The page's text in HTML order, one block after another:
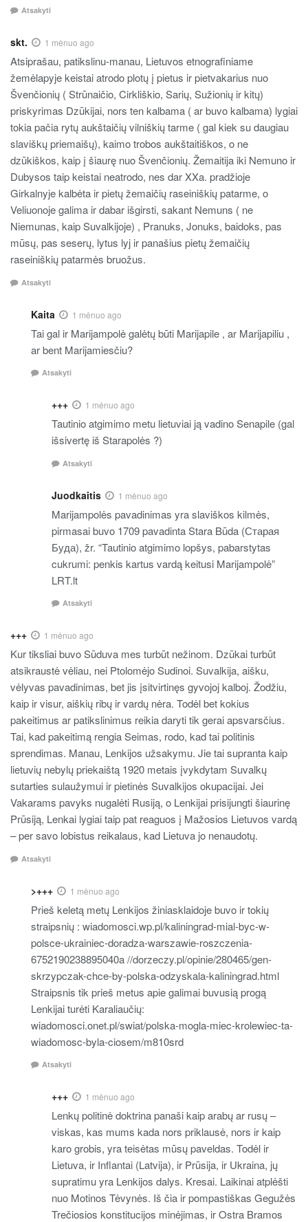
Atsakyti
skt. 1 mėnuo ago
Atsiprašau, patikslinu-manau, Lietuvos etnografiniame
žemėlapyje keistai atrodo plotų į pietus ir pietvakarius nuo
Švenčionių ( Strūnaičio, Cirkliškio, Sarių, Sužionių ir kitų)
priskyrimas Dzūkijai, nors ten kalbama ( ar buvo kalbama) lygiai
tokia pačia rytų aukštaičių vilniškių tarme ( gal kiek su daugiau
slaviškų priemaišų), kaimo trobos aukštaitiškos, o ne
dzūkiškos, kaip į šiaurę nuo Švenčionių. Žemaitija iki Nemuno ir
Dubysos taip keistai neatrodo, nes dar XXa. pradžioje
Girkalnyje kalbėta ir pietų žemaičių raseiniškių patarme, o
Veliuonoje galima ir dabar išgirsti, sakant Nemuns ( ne
Niemunas, kaip Suvalkijoje) , Pranuks, Jonuks, baidoks, pas
mūsų, pas seserų, lytus lyj ir panašius pietų žemaičių
raseiniškių patarmės bruožus.
Atsakyti
Kaita 1 mėnuo ago
Tai gal ir Marijampolė galėtų būti Marijapile , ar Marijapiliu ,
ar bent Marijamiesčiu?
Atsakyti
+++ 1 mėnuo ago
Tautinio atgimimo metu lietuviai ją vadino Senapile (gal
išsivertę iš Starapolės ?)
Atsakyti
Juodkaitis 1 mėnuo ago
Marijampolės pavadinimas yra slaviškos kilmės,
pirmasai buvo 1709 pavadinta Stara Būda (Старая
Буда), žr. “Tautinio atgimimo lopšys, pabarstytas
cukrumi: penkis kartus vardą keitusi Marijampolė”
LRT.lt
Atsakyti
+++ 1 mėnuo ago
Kur tiksliai buvo Sūduva mes turbūt nežinom. Dzūkai turbūt
atsikraustė vėliau, nei Ptolomėjo Sudinoi. Suvalkija, aišku,
vėlyvas pavadinimas, bet jis įsitvirtinęs gyvojoj kalboj. Žodžiu,
kaip ir visur, aiškių ribų ir vardų nėra. Todėl bet kokius
pakeitimus ar patikslinimus reikia daryti tik gerai apsvarsčius.
Tai, kad pakeitimą rengia Seimas, rodo, kad tai politinis
sprendimas. Manau, Lenkijos užsakymu. Jie tai supranta kaip
lietuvių nebylų priekaištą 1920 metais įvykdytam Suvalkų
sutarties sulaužymui ir pietinės Suvalkijos okupacijai. Jei
Vakarams pavyks nugalėti Rusiją, o Lenkijai prisijungti šiaurinę
Prūsiją, Lenkai lygiai taip pat reaguos į Mažosios Lietuvos vardą
– per savo lobistus reikalaus, kad Lietuva jo nenaudotų.
Atsakyti
>+++ 1 mėnuo ago
Prieš keletą metų Lenkijos žiniasklaidoje buvo ir tokių
straipsnių : wiadomosci.wp.pl/kaliningrad-mial-byc-w-
polsce-ukrainiec-doradza-warszawie-roszczenia-
6752190238895040a //dorzeczy.pl/opinie/280465/gen-
skrzypczak-chce-by-polska-odzyskala-kaliningrad.html
Straipsnis tik prieš metus apie galimai buvusią progą
Lenkijai turėti Karaliaučių:
wiadomosci.onet.pl/swiat/polska-mogla-miec-krolewiec-ta-
wiadomosc-byla-ciosem/m810srd
Atsakyti
+++ 1 mėnuo ago
Lenkų politinė doktrina panaši kaip arabų ar rusų –
viskas, kas mums kada nors priklausė, nors ir kaip
karo grobis, yra teisėtas mūsų paveldas. Todėl ir
Lietuva, ir Inflantai (Latvija), ir Prūsija, ir Ukraina, jų
supratimu yra Lenkijos dalys. Kresai. Laikinai atplėšti
nuo Motinos Tėvynės. Iš čia ir pompastiškas Gegužės
Trečiosios konstitucijos minėjimas, ir Ostra Bramos